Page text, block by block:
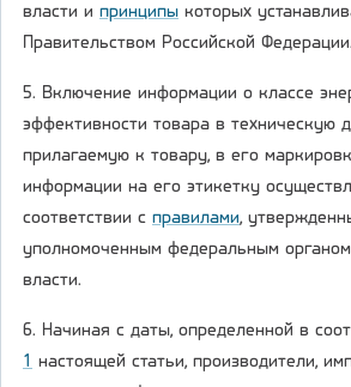
власти и принципы которых
Правительством Российской Федерации.
5. Включение информации о классе
эффективности товара в техническую
прилагаемую к товару, в его
информации на его этикетку
соответствии с правилами,
уполномоченным федеральным
власти.
6. Начиная с даты, определенной в
1 настоящей статьи, производители,